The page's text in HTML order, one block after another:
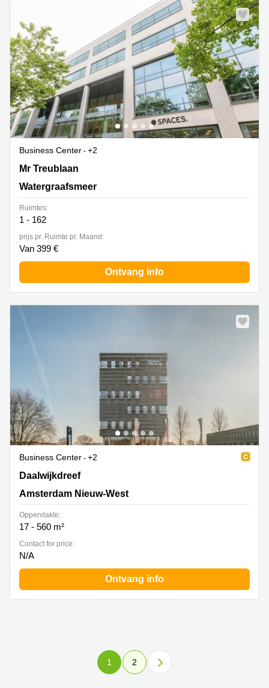
Business Center
+2
Mr Treublaan 7, Watergraafsmeer
Mr Treublaan
Watergraafsmeer
Ruimtes:
1 - 162
prijs pr. Ruimte pr. Maand:
Van 399 €
Ontvang info
Business Center
+2
Daalwijkdreef 47, Amsterdam Nieuw-West
Daalwijkdreef
Amsterdam Nieuw-West
Oppervlakte:
17 - 560 m²
Contact for price:
N/A
Ontvang info
1 2